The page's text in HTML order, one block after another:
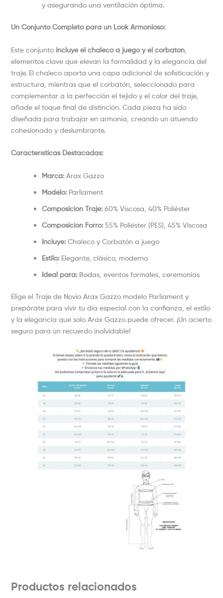
y asegurando una ventilación óptima.
Un Conjunto Completo para un Look Armonioso:
Este conjunto incluye el chaleco a juego y el corbatón,
elementos clave que elevan la formalidad y la elegancia del
traje. El chaleco aporta una capa adicional de sofisticación y
estructura, mientras que el corbatón, seleccionado para
complementar a la perfección el tejido y el color del traje,
añade el toque final de distinción. Cada pieza ha sido
diseñada para trabajar en armonía, creando un atuendo
cohesionado y deslumbrante.
Características Destacadas:
Marca:Arax Gazzo
Modelo:Parliament
Composición Traje:60% Viscosa, 40% Poliéster
Composición Forro:55% Poliéster (PES), 45% Viscosa
Incluye:Chaleco y Corbatón a juego
Estilo:Elegante, clásico, moderno
Ideal para:Bodas, eventos formales, ceremonias
Elige el Traje de Novio Arax Gazzo modelo Parliament y
prepárate para vivir tu día especial con la confianza, el estilo
y la elegancia que solo Arax Gazzo puede ofrecer. ¡Un acierto
seguro para un recuerdo inolvidable!
Productos relacionados